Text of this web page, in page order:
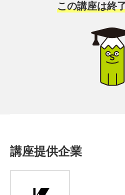
この講座は終
講座提供企業